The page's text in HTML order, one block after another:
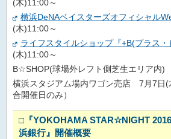
(木)11:00～
横浜DeNAベイスターズオフィシャル
(木)11:00～
ライフスタイルショップ『+B(プラス
(木)11:00～
B☆SHOP(球場外レフト側芝生エリア内
横浜スタジアム場内ワゴン売店 7月7日(
合開催日のみ）
□ 『YOKOHAMA STAR☆NIGHT
浜銀行』開催概要